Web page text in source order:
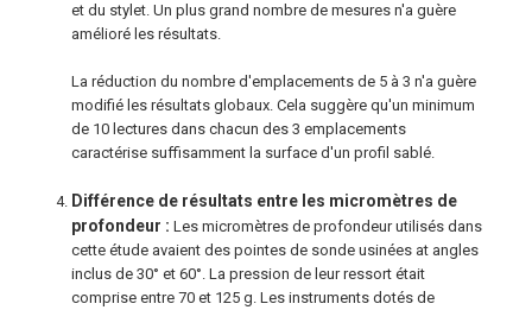
et du stylet. Un plus grand nombre de mesures n'a guère
amélioré les résultats.
La réduction du nombre d'emplacements de 5 à 3 n'a guère
modifié les résultats globaux. Cela suggère qu'un minimum
de 10 lectures dans chacun des 3 emplacements
caractérise suffisamment la surface d'un profil sablé.
Différence de résultats entre les micromètres de
profondeur : Les micromètres de profondeur utilisés dans
cette étude avaient des pointes de sonde usinées at angles
inclus de 30° et 60°. La pression de leur ressort était
comprise entre 70 et 125 g. Les instruments dotés de